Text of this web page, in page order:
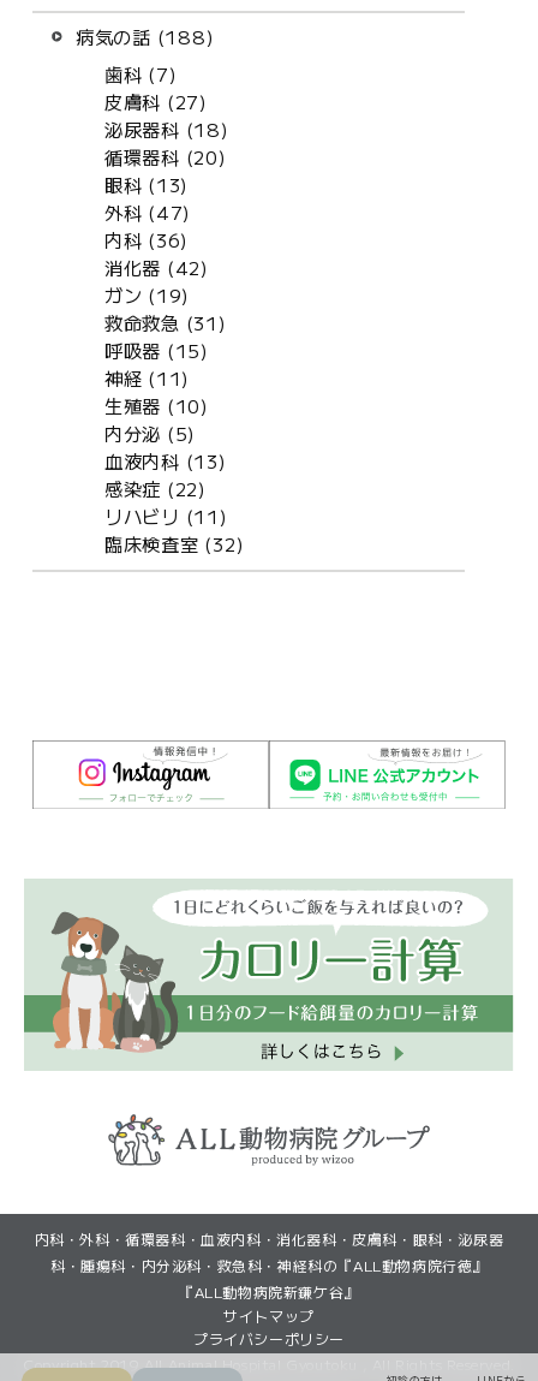
(GoogleMapで見る)
(初診・再診)LINEから予約 (再診)Web予約
(GoogleMapで見る)
(初診・再診)LINEから予約 (再診)Web予約
病気の話 (188)
歯科 (7)
皮膚科 (27)
泌尿器科 (18)
循環器科 (20)
眼科 (13)
外科 (47)
内科 (36)
消化器 (42)
ガン (19)
救命救急 (31)
呼吸器 (15)
神経 (11)
生殖器 (10)
内分泌 (5)
血液内科 (13)
感染症 (22)
リハビリ (11)
臨床検査室 (32)
内科・外科・循環器科・血液内科・消化器科・皮膚科・眼科・泌尿器
科・腫瘍科・内分泌科・救急科・神経科の『ALL動物病院行徳』
『ALL動物病院新鎌ケ谷』
サイトマップ
プライバシーポリシー
Copyright 2019 All Animal Hospital Gyoutoku , All Rights Reserved.